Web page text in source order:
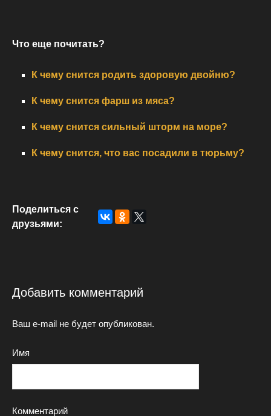
Что еще почитать?
К чему снится родить здоровую двойню?
К чему снится фарш из мяса?
К чему снится сильный шторм на море?
К чему снится, что вас посадили в тюрьму?
Поделиться с
друзьями:
Добавить комментарий
Ваш e-mail не будет опубликован.
Имя
Комментарий